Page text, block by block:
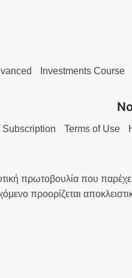
Investments Course
Subscription Terms of Use
πρωτοβουλία που
προορίζεται